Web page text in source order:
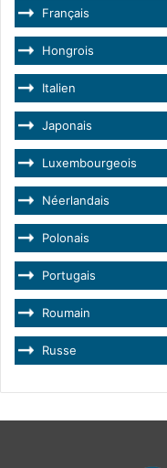
Français
Hongrois
Italien
Japonais
Luxembourgeois
Néerlandais
Polonais
Portugais
Roumain
Russe